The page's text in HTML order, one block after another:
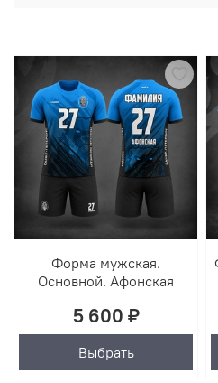
Форма мужская.
Основной. Афонская
5 600 ₽
Выбрать